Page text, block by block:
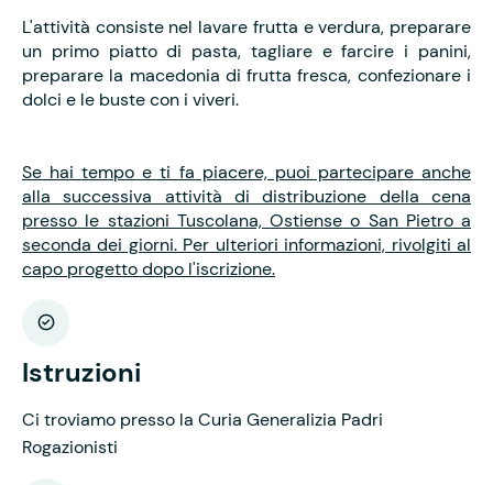
L'attività consiste nel lavare frutta e verdura, preparare
un primo piatto di pasta, tagliare e farcire i panini,
preparare la macedonia di frutta fresca, confezionare i
dolci e le buste con i viveri.
Se hai tempo e ti fa piacere, puoi partecipare anche
alla successiva attività di distribuzione della cena
presso le stazioni Tuscolana, Ostiense o San Pietro a
seconda dei giorni. Per ulteriori informazioni, rivolgiti al
capo progetto dopo l'iscrizione.
Istruzioni
Ci troviamo presso la Curia Generalizia Padri
Rogazionisti